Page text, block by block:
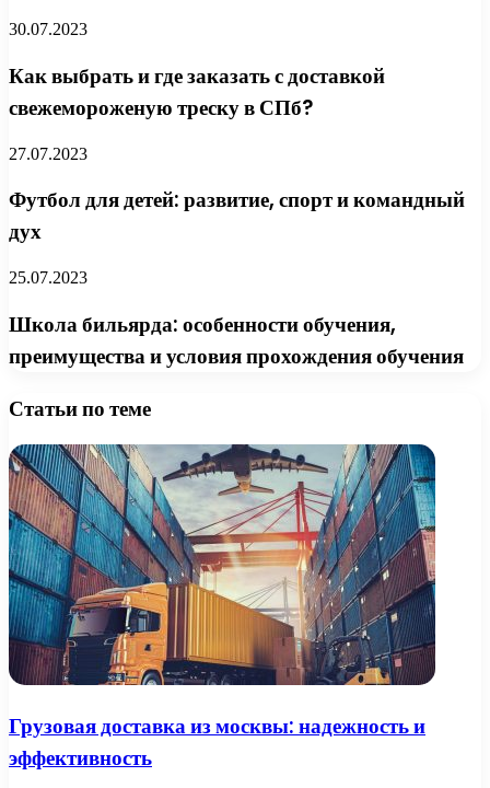
30.07.2023
Как выбрать и где заказать с доставкой
свежемороженую треску в СПб?
27.07.2023
Футбол для детей: развитие, спорт и командный
дух
25.07.2023
Школа бильярда: особенности обучения,
преимущества и условия прохождения обучения
Статьи по теме
Грузовая доставка из москвы: надежность и
эффективность